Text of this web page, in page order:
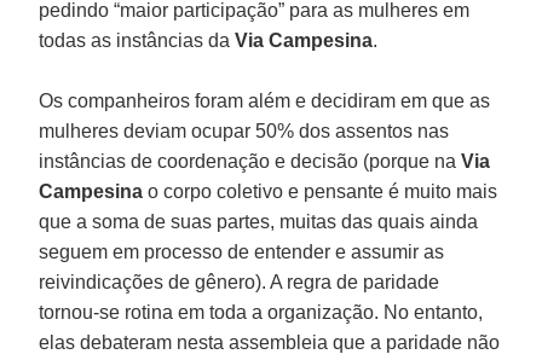
pedindo “maior participação” para as mulheres em
todas as instâncias daVia Campesina.
Os companheiros foram além e decidiram em que as
mulheres deviam ocupar 50% dos assentos nas
instâncias de coordenação e decisão (porque naVia
Campesina o corpo coletivo e pensante é muito mais
que a soma de suas partes, muitas das quais ainda
seguem em processo de entender e assumir as
reivindicações de gênero). A regra de paridade
tornou-se rotina em toda a organização. No entanto,
elas debateram nesta assembleia que a paridade não